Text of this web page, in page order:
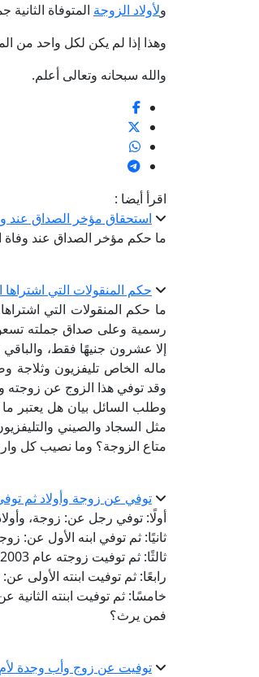
ولأولاد الزوجة المتوفاة
وهذا إذا لم يكن لكل واحد من
والله سبحانه وتعالى أعلم.
اقرأ أيضا :
استحقاق مؤخر الصداق عند
ما حكم مؤخر الصداق عند وفاة
حكم المنقولات التي
ما حكم المنقولات التي
رسمية وعلى صداق جملته
إلا عشرون جنيهًا فقط،
ماله الخاص تليفزيون وثلاجة
وقد توفي هذا الزوج عن زوجته
وطلب السائل بيان هل يعتبر
مثل السجاد والصيني
متاع الزوجة؟ وما نصيب كل
توفي عن زوجة وأولاد ثم
أولًا: توفي رجل عن: زوجة،
ثانيًا: ثم توفي ابنه الأول عن:
ثالثًا: ثم توفيت زوجته عام 2003م عن بقية المذكورين.
رابعًا: ثم توفيت ابنته الأولى
خامسًا: ثم توفيت ابنته الثانية
فمن يرث؟
توفيت عن زوج وأب وجدة